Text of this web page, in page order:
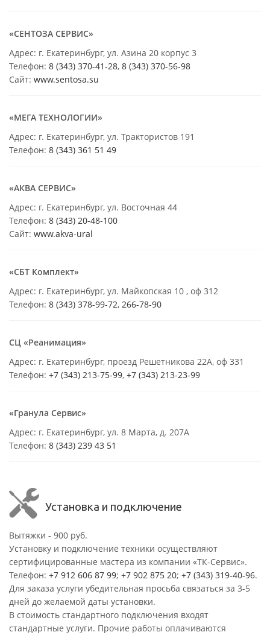
«СЕНТОЗА СЕРВИС»
Адрес: г. Екатеринбург, ул. Азина 20 корпус 3
Телефон: 8 (343) 370-41-28, 8 (343) 370-56-98
Сайт: www.sentosa.su
«МЕГА ТЕХНОЛОГИИ»
Адрес: г. Екатеринбург, ул. Трактористов 191
Телефон: 8 (343) 361 51 49
«АКВА СЕРВИС»
Адрес: г. Екатеринбург, ул. Восточная 44
Телефон: 8 (343) 20-48-100
Сайт: www.akva-ural
«СБТ Комплект»
Адрес: г. Екатеринбург, ул. Майкопская 10 , оф 312
Телефон: 8 (343) 378-99-72, 266-78-90
СЦ «Реанимация»
Адрес: г. Екатеринбург, проезд Решетникова 22А, оф 331
Телефон: +7 (343) 213-75-99, +7 (343) 213-23-99
«Гранула Сервис»
Адрес: г. Екатеринбург, ул. 8 Марта, д. 207А
Телефон: 8 (343) 239 43 51
Установка и подключение
Вытяжки - 900 руб.
Установку и подключение техники осуществляют
сертифицированные мастера из компании «ТК-Сервис».
Телефон: +7 912 606 87 99; +7 902 875 20; +7 (343) 319-40-96.
Для заказа услуги убедительная просьба связаться за 3-5
дней до желаемой даты установки.
В стоимость стандартного подключения входят
стандартные услуги. Прочие работы оплачиваются